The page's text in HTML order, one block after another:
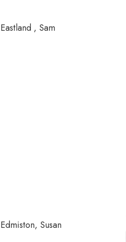
Eastland , Sam
Edmiston, Susan